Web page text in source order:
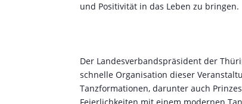
und Positivität in das Leben zu bringen.
Der Landesverbandspräsident der
schnelle Organisation dieser
Tanzformationen, darunter auch